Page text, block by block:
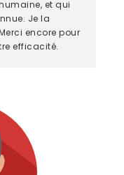
et qui
Je la
encore pour
efficacité.